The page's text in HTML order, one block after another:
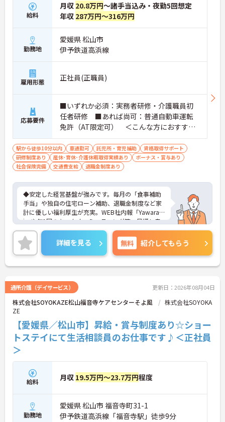
給料
月収 20.8万円～諸手当込み・夜勤5回想定
年収 287万円～316万円
勤務地
愛媛県 松山市
伊予鉄道高浜線
雇用形態 正社員(正職員)
応募要件
■いずれか必須：実務者研修・介護職員初
任者研修 ■あれば尚可：普通自動車運転
免許（AT限定可） ＜こんな方におすすめ
＞ワークライフバランスを大切にしたいと
お考えの方、入居者様それぞれに合わせ
た、温かいケアを提供したい方、これまで
の介護分野でのご経験を有効に活用したい
方
駅から徒歩10分以内 車通勤可 託児所・育児補助
資格取得サポート
研修制度あり
産休･育休･介護休暇取得実績あり
ボーナス・賞与あり
社会保険完備
交通費支給 退職金制度あり
◆安定した経営基盤が強みです。毎月の「食事補助
手当」や独自の住宅ローン補助、退職金制度など家
計に優しい福利厚生が充実。WEB社内報「Yawarag
i」や年1回のキックオフミーティング等、風通し良
く温かいコミュニケーションを育む環境が整ってい
ます。
◆若手～中高年まで幅広い年代が活躍中！短時間正
社員制度などライフスタイルに合わせた柔軟な働き
方が可能です。産休・育休の取得を推進しており、
付金＋（プラス）」をご用意。子育て世代のキャリ
アを強力に支援します。
◆働きながら成長！資格取得を最大10万円補助 多職
スキルが給与・役職にしっかり反映。 明確なキャリ
アパス制度が整っている環境で、 目標を持って長く
活躍できます！
詳細を見る 無料 紹介してもらう
通所介護（デイサービス） 更新日：2026年08月04日
株式会社SOYOKAZE松山福音寺ケアセンターそよ風
株式会社SOYOKA
ZE
【愛媛県／松山市】昇給・賞与制度あり☆ショー
トステイにて生活相談員のお仕事です♪＜正社員
＞
給料 月収 19.5万円～23.7万円程度
勤務地
愛媛県 松山市 福音寺町31-1
伊予鉄道高浜線「福音寺駅」徒歩9分